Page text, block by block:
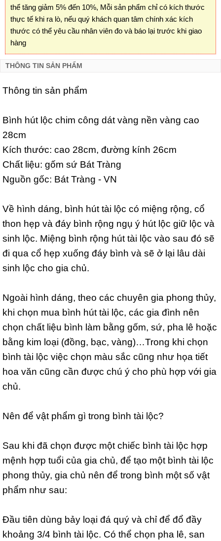
thể tăng giảm 5% đến 10%, Mỗi sản phẩm chỉ có kích thước
thực tế khi ra lò, nếu quý khách quan tâm chính xác kích
thước có thể yêu cầu nhân viên đo và báo lại trước khi giao
hàng
THÔNG TIN SẢN PHẨM
Thông tin sản phẩm
Bình hút lộc chim công dát vàng nền vàng cao
28cm
Kích thước: cao 28cm, đường kính 26cm
Chất liệu: gốm sứ Bát Tràng
Nguồn gốc: Bát Tràng - VN
Về hình dáng, bình hút tài lộc có miệng rộng, cổ
thon hẹp và đáy bình rộng ngụ ý hút lộc giữ lộc và
sinh lộc. Miệng bình rộng hút tài lộc vào sau đó sẽ
đi qua cổ hẹp xuống đáy bình và sẽ ở lại lâu dài
sinh lộc cho gia chủ.
Ngoài hình dáng, theo các chuyên gia phong thủy,
khi chọn mua bình hút tài lộc, các gia đình nên
chọn chất liệu bình làm bằng gốm, sứ, pha lê hoặc
bằng kim loại (đồng, bạc, vàng)…Trong khi chọn
bình tài lộc việc chọn màu sắc cũng như họa tiết
hoa văn cũng cần được chú ý cho phù hợp với gia
chủ.
Nên để vật phẩm gì trong bình tài lộc?
Sau khi đã chọn được một chiếc bình tài lộc hợp
mệnh hợp tuổi của gia chủ, để tạo một bình tài lộc
phong thủy, gia chủ nên để trong bình một số vật
phẩm như sau:
Đầu tiên dùng bảy loại đá quý và chỉ để đổ đầy
khoảng 3/4 bình tài lộc. Có thể chọn pha lê, san